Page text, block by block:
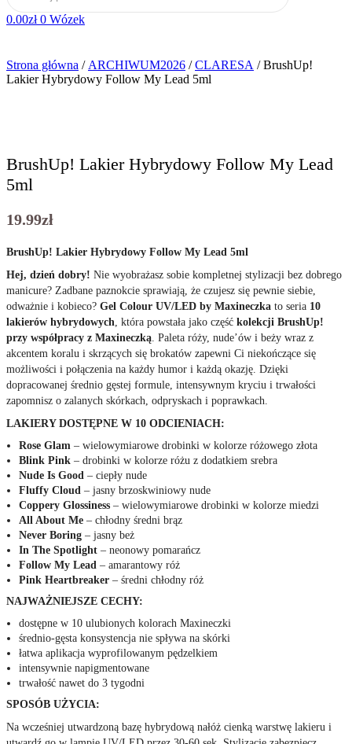
0.00zł 0 Wózek
Strona główna / ARCHIWUM2026 /CLARESA / BrushUp!
Lakier Hybrydowy Follow My Lead 5ml
BrushUp! Lakier Hybrydowy Follow My Lead
5ml
19.99zł
BrushUp! Lakier Hybrydowy Follow My Lead 5ml
Hej, dzień dobry! Nie wyobrażasz sobie kompletnej stylizacji bez dobrego
manicure? Zadbane paznokcie sprawiają, że czujesz się pewnie siebie,
odważnie i kobieco? Gel Colour UV/LED by Maxineczka to seria 10
lakierów hybrydowych, która powstała jako część kolekcji BrushUp!
przy współpracy z Maxineczką. Paleta róży, nude’ów i beży wraz z
akcentem koralu i skrzących się brokatów zapewni Ci niekończące się
możliwości i połączenia na każdy humor i każdą okazję. Dzięki
dopracowanej średnio gęstej formule, intensywnym kryciu i trwałości
zapomnisz o zalanych skórkach, odpryskach i poprawkach.
LAKIERY DOSTĘPNE W 10 ODCIENIACH:
Rose Glam ‒ wielowymiarowe drobinki w kolorze różowego złota
Blink Pink ‒ drobinki w kolorze różu z dodatkiem srebra
Nude Is Good ‒ ciepły nude
Fluffy Cloud ‒ jasny brzoskwiniowy nude
Coppery Glossiness ‒ wielowymiarowe drobinki w kolorze miedzi
All About Me ‒ chłodny średni brąz
Never Boring ‒ jasny beż
In The Spotlight ‒ neonowy pomarańcz
Follow My Lead ‒ amarantowy róż
Pink Heartbreaker ‒ średni chłodny róż
NAJWAŻNIEJSZE CECHY:
dostępne w 10 ulubionych kolorach Maxineczki
średnio-gęsta konsystencja nie spływa na skórki
łatwa aplikacja wyprofilowanym pędzelkiem
intensywnie napigmentowane
trwałość nawet do 3 tygodni
SPOSÓB UŻYCIA:
Na wcześniej utwardzoną bazę hybrydową nałóż cienką warstwę lakieru i